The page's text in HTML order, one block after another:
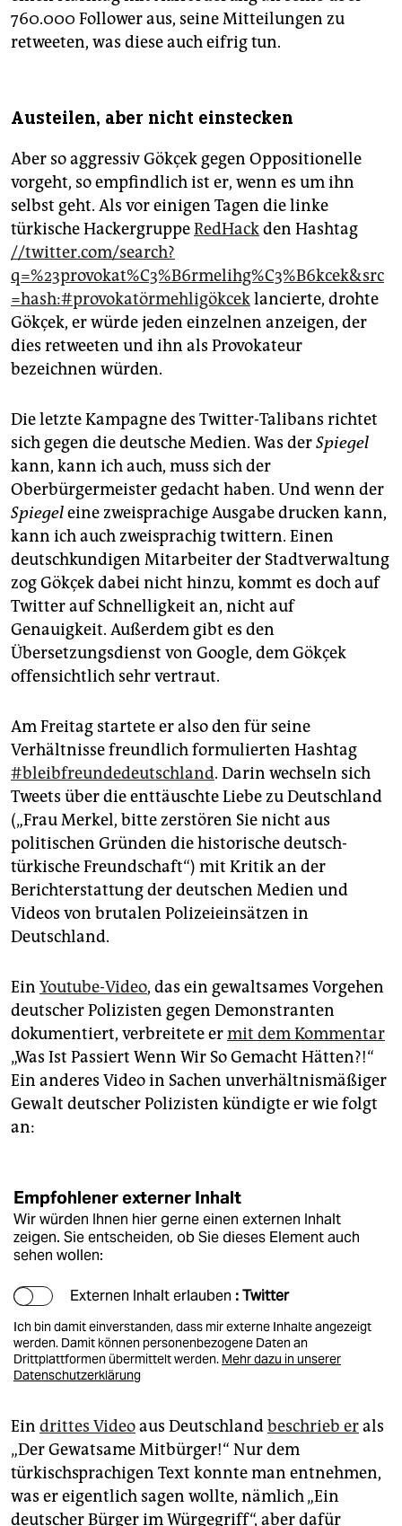
760.000 Follower aus, seine Mitteilungen zu
retweeten, was diese auch eifrig tun.
Austeilen, aber nicht einstecken
Aber so aggressiv Gökçek gegen Oppositionelle
vorgeht, so empfindlich ist er, wenn es um ihn
selbst geht. Als vor einigen Tagen die linke
türkische HackergruppeRedHackden Hashtag
//twitter.com/search?
q=%23provokat%C3%B6rmelihg%C3%B6kcek&src
=hash:#provokatörmehligökceklancierte, drohte
Gökçek, er würde jeden einzelnen anzeigen, der
dies retweeten und ihn als Provokateur
bezeichnen würden.
Die letzte Kampagne des Twitter-Talibans richtet
sich gegen die deutsche Medien. Was derSpiegel
kann, kann ich auch, muss sich der
Oberbürgermeister gedacht haben. Und wenn der
Spiegeleine zweisprachige Ausgabe drucken kann,
kann ich auch zweisprachig twittern. Einen
deutschkundigen Mitarbeiter der Stadtverwaltung
zog Gökçek dabei nicht hinzu, kommt es doch auf
Twitter auf Schnelligkeit an, nicht auf
Genauigkeit. Außerdem gibt es den
Übersetzungsdienst von Google, dem Gökçek
offensichtlich sehr vertraut.
Am Freitag startete er also den für seine
Verhältnisse freundlich formulierten Hashtag
#bleibfreundedeutschland. Darin wechseln sich
Tweets über die enttäuschte Liebe zu Deutschland
(„Frau Merkel, bitte zerstören Sie nicht aus
politischen Gründen die historische deutsch-
türkische Freundschaft“) mit Kritik an der
Berichterstattung der deutschen Medien und
Videos von brutalen Polizeieinsätzen in
Deutschland.
Ein Youtube-Video, das ein gewaltsames Vorgehen
deutscher Polizisten gegen Demonstranten
dokumentiert, verbreitete ermit dem Kommentar
„Was Ist Passiert Wenn Wir So Gemacht Hätten?!“
Ein anderes Video in Sachen unverhältnismäßiger
Gewalt deutscher Polizisten kündigte er wie folgt
an:
Empfohlener externer Inhalt
Wir würden Ihnen hier gerne einen externen Inhalt
zeigen. Sie entscheiden, ob Sie dieses Element auch
sehen wollen:
Externen Inhalt erlauben : Twitter
Ich bin damit einverstanden, dass mir externe Inhalte angezeigt
werden. Damit können personenbezogene Daten an
Drittplattformen übermittelt werden. Mehr dazu in unserer
Datenschutzerklärung
Ein drittes Videoaus Deutschlandbeschrieb erals
„Der Gewatsame Mitbürger!“ Nur dem
türkischsprachigen Text konnte man entnehmen,
was er eigentlich sagen wollte, nämlich „Ein
deutscher Bürger im Würgegriff“, aber dafür